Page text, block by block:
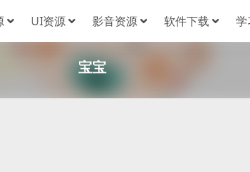
UI资源 影音资源 软件下载 学
宝宝